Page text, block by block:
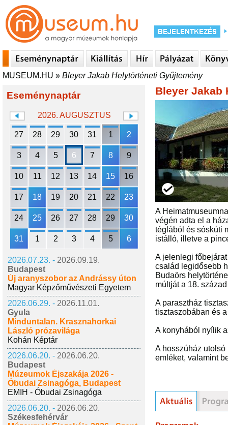
MUSEUM.HU » Bleyer Jakab Helytörténeti Gyűjtemény
Eseménynaptár
2026. AUGUSZTUS
27 28 29 30 31 1 2
3 4 5 6 7 8 9
10 11 12 13 14 15 16
17 18 19 20 21 22 23
24 25 26 27 28 29 30
31 1 2 3 4 5 6
2026.07.23. - 2026.09.19.
Budapest
Új aranyszobor az Andrássy úton
Magyar Képzőművészeti Egyetem
2026.06.29. - 2026.11.01.
Gyula
Minduntalan. Krasznahorkai
László prózavilága
Kohán Képtár
2026.06.20. - 2026.06.20.
Budapest
Múzeumok Éjszakája 2026 -
Óbudai Zsinagóga, Budapest
EMIH - Óbudai Zsinagóga
2026.06.20. - 2026.06.20.
Székesfehérvár
Bleyer Jakab
A
végén adta el a
téglából és sóskúti
istálló, illetve a
A jelenlegi
család legidősebb
Budaörs
múltját a 18.
A parasztház
tisztaszobában és
A konyhából nyílik
A hosszúház
emléket, valamint